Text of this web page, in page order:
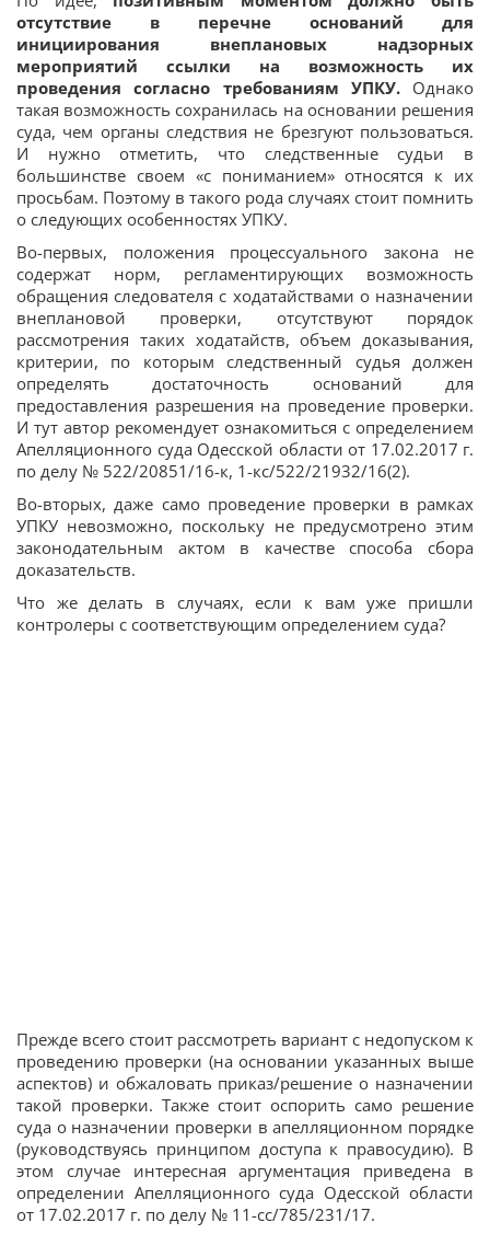
отсутствие в перечне оснований для
инициирования внеплановых надзорных
мероприятий ссылки на возможность их
проведения согласно требованиям УПКУ.Однако
такая возможность сохранилась на основании решения
суда, чем органы следствия не брезгуют пользоваться.
И нужно отметить, что следственные судьи в
большинстве своем «с пониманием» относятся к их
просьбам. Поэтому в такого рода случаях стоит помнить
о следующих особенностях УПКУ.
Во-первых, положения процессуального закона не
содержат норм, регламентирующих возможность
обращения следователя с ходатайствами о назначении
внеплановой проверки, отсутствуют порядок
рассмотрения таких ходатайств, объем доказывания,
критерии, по которым следственный судья должен
определять достаточность оснований для
предоставления разрешения на проведение проверки.
И тут автор рекомендует ознакомиться с определением
Апелляционного суда Одесской области от 17.02.2017 г.
по делу № 522/20851/16-к, 1-кс/522/21932/16(2).
Во-вторых, даже само проведение проверки в рамках
УПКУ невозможно, поскольку не предусмотрено этим
законодательным актом в качестве способа сбора
доказательств.
Что же делать в случаях, если к вам уже пришли
контролеры с соответствующим определением суда?
Прежде всего стоит рассмотреть вариант с недопуском к
проведению проверки (на основании указанных выше
аспектов) и обжаловать приказ/решение о назначении
такой проверки. Также стоит оспорить само решение
суда о назначении проверки в апелляционном порядке
(руководствуясь принципом доступа к правосудию). В
этом случае интересная аргументация приведена в
определении Апелляционного суда Одесской области
от 17.02.2017 г. по делу № 11-сс/785/231/17.